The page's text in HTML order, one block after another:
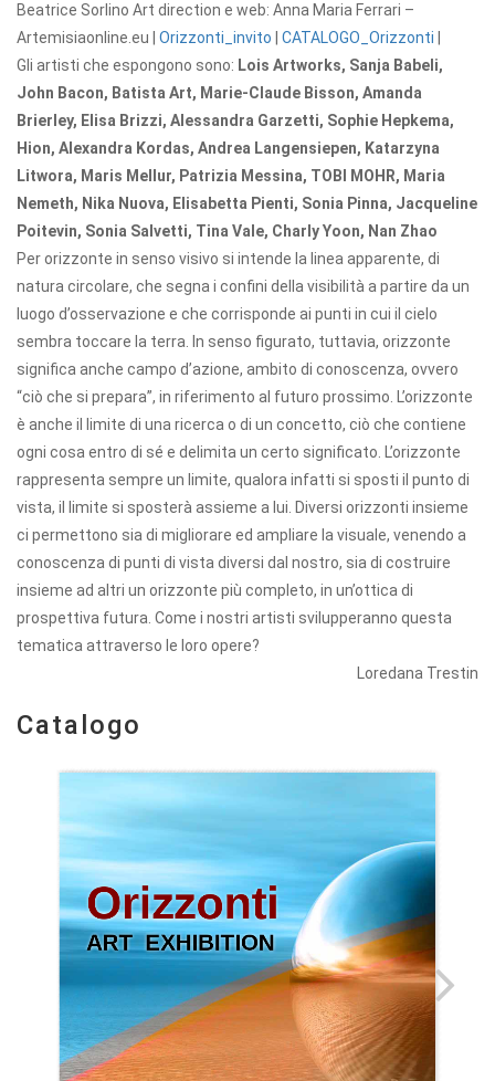
Beatrice Sorlino Art direction e web: Anna Maria Ferrari –
Artemisiaonline.eu | Orizzonti_invito CATALOGO_Orizzonti
Gli artisti che espongono sono: Lois Artworks, Sanja Babeli,
John Bacon, Batista Art, Marie-Claude Bisson, Amanda
Brierley, Elisa Brizzi, Alessandra Garzetti, Sophie Hepkema,
Hion, Alexandra Kordas, Andrea Langensiepen, Katarzyna
Litwora, Maris Mellur, Patrizia Messina, TOBI MOHR, Maria
Nemeth, Nika Nuova, Elisabetta Pienti, Sonia Pinna, Jacqueline
Poitevin, Sonia Salvetti, Tina Vale, Charly Yoon, Nan Zhao
Per orizzonte in senso visivo si intende la linea apparente, di
natura circolare, che segna i confini della visibilità a partire da un
luogo d’osservazione e che corrisponde ai punti in cui il cielo
sembra toccare la terra. In senso figurato, tuttavia, orizzonte
significa anche campo d’azione, ambito di conoscenza, ovvero
“ciò che si prepara”, in riferimento al futuro prossimo. L’orizzonte
è anche il limite di una ricerca o di un concetto, ciò che contiene
ogni cosa entro di sé e delimita un certo significato. L’orizzonte
rappresenta sempre un limite, qualora infatti si sposti il punto di
vista, il limite si sposterà assieme a lui. Diversi orizzonti insieme
ci permettono sia di migliorare ed ampliare la visuale, venendo a
conoscenza di punti di vista diversi dal nostro, sia di costruire
insieme ad altri un orizzonte più completo, in un’ottica di
prospettiva futura. Come i nostri artisti svilupperanno questa
tematica attraverso le loro opere?
Loredana Trestin
Catalogo